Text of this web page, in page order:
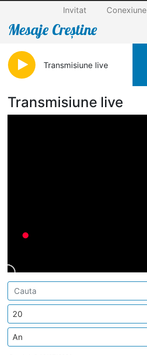
Invitat Conexiune
Mesaje Creștine
Transmisiune live
Transmisiune live
20
An